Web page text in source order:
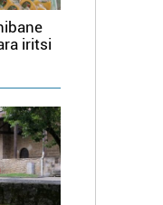
iritsi